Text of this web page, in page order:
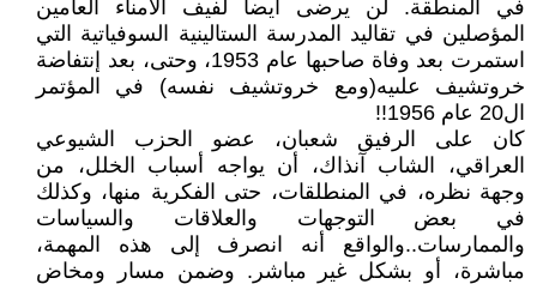
في المنطقة. لن يرضى أيضاً لفيف الأمناء العامين
المؤصلين في تقاليد المدرسة الستالينية السوفياتية التي
استمرت بعد وفاة صاحبها عام 1953، وحتى، بعد إنتفاضة
خروتشيف علىيه(ومع خروتشيف نفسه) في المؤتمر
ال20 عام 1956!!
كان على الرفيق شعبان، عضو الحزب الشيوعي
العراقي، الشاب آنذاك، أن يواجه أسباب الخلل، من
وجهة نظره، في المنطلقات، حتى الفكرية منها، وكذلك
في بعض التوجهات والعلاقات والسياسات
والممارسات..والواقع أنه انصرف إلى هذه المهمة،
مباشرة، أو بشكل غير مباشر. وضمن مسار ومخاض